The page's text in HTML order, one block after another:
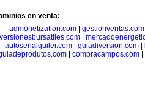
en venta:
admonetization.com| gestionventas.com
|
autosenalquiler.com| guiadiversion.com|
| compracampos.com|